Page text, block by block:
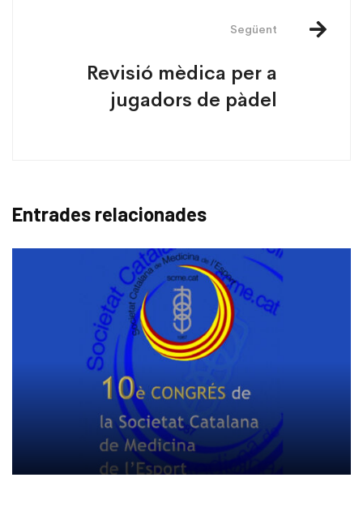
Següent
Revisió mèdica per a
jugadors de pàdel
Entrades relacionades